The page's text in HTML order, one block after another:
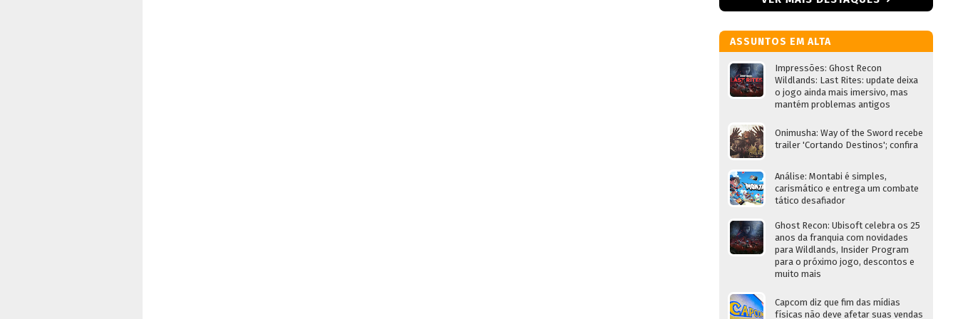
ASSUNTOS EM ALTA
Impressões: Ghost Recon
Wildlands: Last Rites: update deixa
o jogo ainda mais imersivo, mas
mantém problemas antigos
Onimusha: Way of the Sword recebe
trailer 'Cortando Destinos'; confira
Análise: Montabi é simples,
carismático e entrega um combate
tático desafiador
Ghost Recon: Ubisoft celebra os 25
anos da franquia com novidades
para Wildlands, Insider Program
para o próximo jogo, descontos e
muito mais
Capcom diz que fim das mídias
físicas não deve afetar suas vendas